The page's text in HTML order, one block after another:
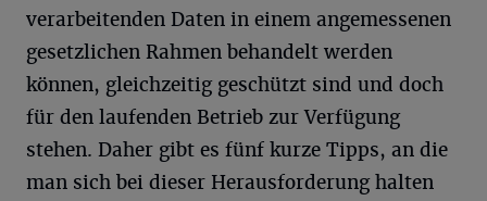
verarbeitenden Daten in einem angemessenen
gesetzlichen Rahmen behandelt werden
können, gleichzeitig geschützt sind und doch
für den laufenden Betrieb zur Verfügung
stehen. Daher gibt es fünf kurze Tipps, an die
man sich bei dieser Herausforderung halten